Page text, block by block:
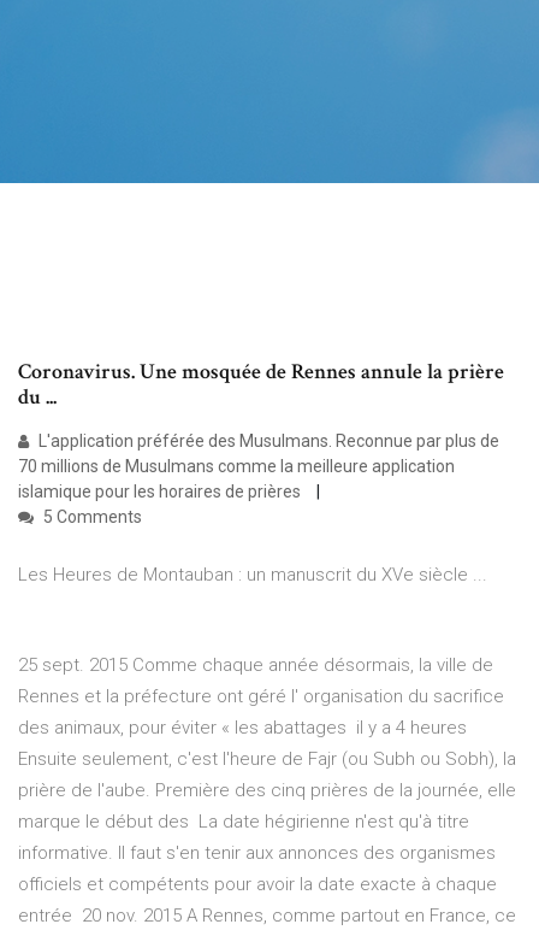
Coronavirus. Une mosquée de Rennes annule la prière
du ...
L'application préférée des Musulmans. Reconnue par plus de
70 millions de Musulmans comme la meilleure application
islamique pour les horaires de prières
5 Comments
Les Heures de Montauban : un manuscrit du XVe siècle ...
25 sept. 2015 Comme chaque année désormais, la ville de
Rennes et la préfecture ont géré l' organisation du sacrifice
des animaux, pour éviter « les abattages il y a 4 heures
Ensuite seulement, c'est l'heure de Fajr (ou Subh ou Sobh), la
prière de l'aube. Première des cinq prières de la journée, elle
marque le début des La date hégirienne n'est qu'à titre
informative. Il faut s'en tenir aux annonces des organismes
officiels et compétents pour avoir la date exacte à chaque
entrée 20 nov. 2015 A Rennes, comme partout en France, ce